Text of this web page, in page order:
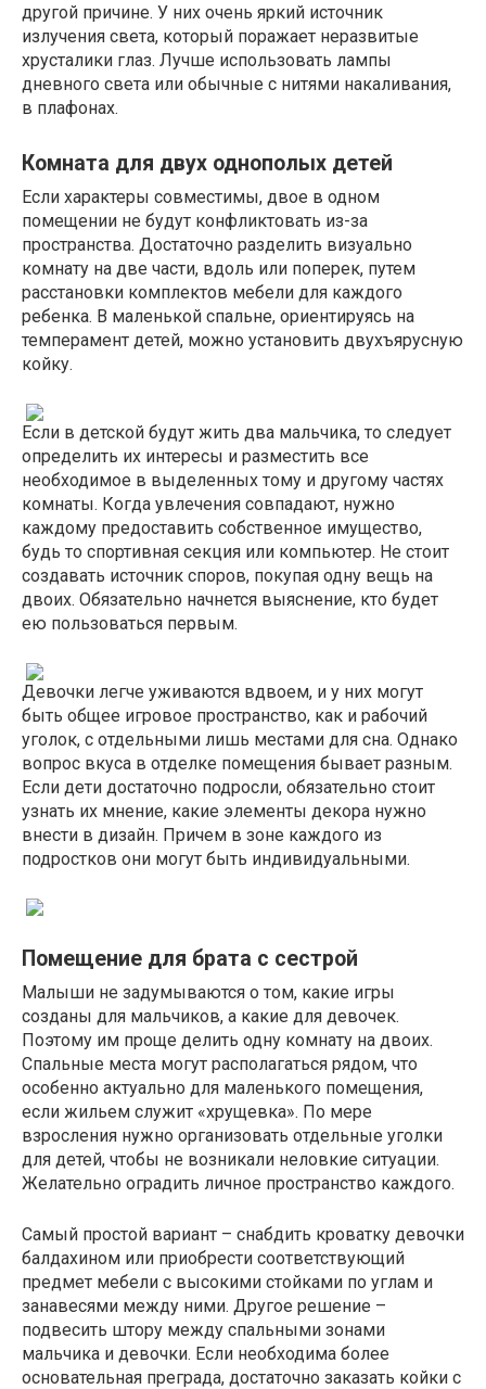
другой причине. У них очень яркий источник
излучения света, который поражает неразвитые
хрусталики глаз. Лучше использовать лампы
дневного света или обычные с нитями накаливания,
в плафонах.
Комната для двух однополых детей
Если характеры совместимы, двое в одном
помещении не будут конфликтовать из-за
пространства. Достаточно разделить визуально
комнату на две части, вдоль или поперек, путем
расстановки комплектов мебели для каждого
ребенка. В маленькой спальне, ориентируясь на
темперамент детей, можно установить двухъярусную
койку.
Если в детской будут жить два мальчика, то следует
определить их интересы и разместить все
необходимое в выделенных тому и другому частях
комнаты. Когда увлечения совпадают, нужно
каждому предоставить собственное имущество,
будь то спортивная секция или компьютер. Не стоит
создавать источник споров, покупая одну вещь на
двоих. Обязательно начнется выяснение, кто будет
ею пользоваться первым.
Девочки легче уживаются вдвоем, и у них могут
быть общее игровое пространство, как и рабочий
уголок, с отдельными лишь местами для сна. Однако
вопрос вкуса в отделке помещения бывает разным.
Если дети достаточно подросли, обязательно стоит
узнать их мнение, какие элементы декора нужно
внести в дизайн. Причем в зоне каждого из
подростков они могут быть индивидуальными.
Помещение для брата с сестрой
Малыши не задумываются о том, какие игры
созданы для мальчиков, а какие для девочек.
Поэтому им проще делить одну комнату на двоих.
Спальные места могут располагаться рядом, что
особенно актуально для маленького помещения,
если жильем служит «хрущевка». По мере
взросления нужно организовать отдельные уголки
для детей, чтобы не возникали неловкие ситуации.
Желательно оградить личное пространство каждого.
Самый простой вариант – снабдить кроватку девочки
балдахином или приобрести соответствующий
предмет мебели с высокими стойками по углам и
занавесями между ними. Другое решение –
подвесить штору между спальными зонами
мальчика и девочки. Если необходима более
основательная преграда, достаточно заказать койки с